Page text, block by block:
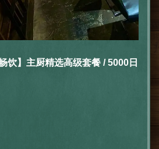
饮】主厨精选高级套餐 / 5000日